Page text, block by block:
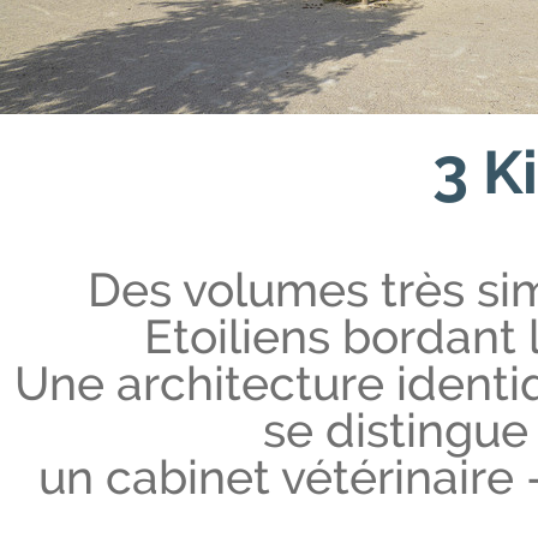
3
Des volumes très
Etoiliens bordant
Une architecture
se
un cabinet